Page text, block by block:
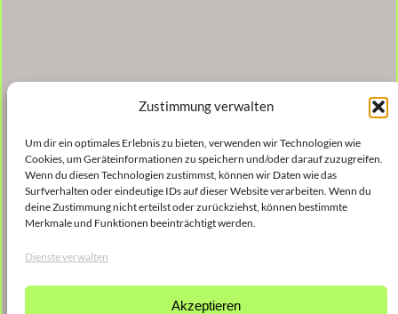
Zustimmung verwalten
Um dir ein optimales Erlebnis zu bieten, verwenden wir Technologien wie
Cookies, um Geräteinformationen zu speichern und/oder darauf zuzugreifen.
Wenn du diesen Technologien zustimmst, können wir Daten wie das
Surfverhalten oder eindeutige IDs auf dieser Website verarbeiten. Wenn du
deine Zustimmung nicht erteilst oder zurückziehst, können bestimmte
Merkmale und Funktionen beeinträchtigt werden.
Dienste verwalten
Akzeptieren